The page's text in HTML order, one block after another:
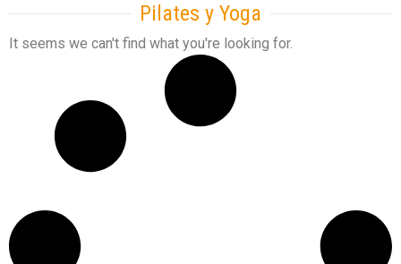
Pilates y Yoga
It seems we can't find what you're looking for.